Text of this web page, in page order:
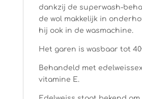
dankzij de superwash-
de wol makkelijk in
hij ook in de wasmachine.
Het garen is wasbaar tot
Behandeld met
vitamine E.